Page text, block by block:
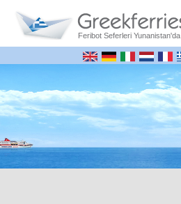
Feribot Seferleri Yunanistan'da